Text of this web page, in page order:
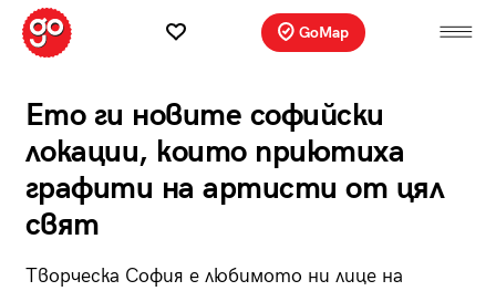
GoMap
Ето ги новите софийски
локации, които приютиха
графити на артисти от цял
свят
Творческа София е любимото ни лице на